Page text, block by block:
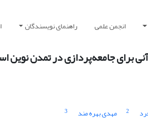
انجمن علمی راهنمای نویسندگان
برای جامعه‌پردازی در تمدن نوین
2 مهدی بهره مند
3